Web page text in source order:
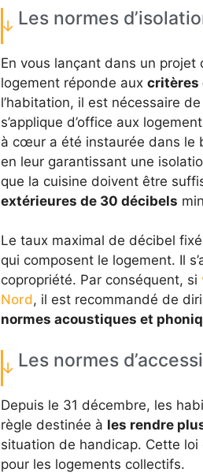
Les normes
En vous lançant dans un
logement réponde aux critères
l’habitation, il est nécessaire
s’applique d’office aux
à cœur a été instaurée dans le
en leur garantissant une
que la cuisine doivent être
extérieures de 30 décibels
Le taux maximal de décibel
qui composent le logement. Il
copropriété. Par conséquent, si
Nord, il est recommandé de
normes acoustiques et
Les normes
Depuis le 31 décembre, les
règle destinée à les rendre
situation de handicap. Cette
pour les logements collectifs.